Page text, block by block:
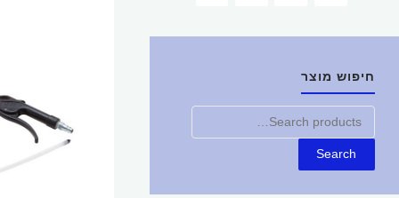
חיפוש מוצר
את:
Search